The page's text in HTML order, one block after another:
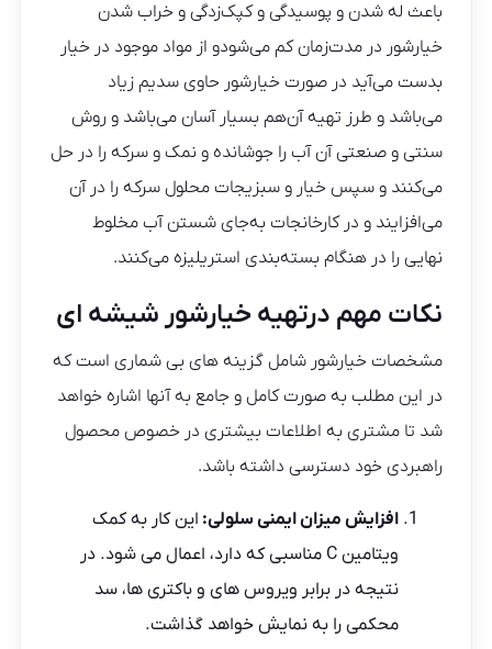
باعث له شدن و پوسیدگی و کپک‌زدگی و خراب شدن
خیارشور در مدت‌زمان کم می‌شودو از مواد موجود در خیار
بدست می‌آید در صورت خیارشور حاوی سدیم زیاد
می‌باشد و طرز تهیه آن‌هم بسیار آسان می‌باشد و روش
سنتی و صنعتی آن آب را جوشانده و نمک و سرکه را در حل
می‌کنند و سپس خیار و سبزیجات محلول سرکه را در آن
می‌افزایند و در کارخانجات به‌جای شستن آب مخلوط
نهایی را در هنگام بسته‌بندی استریلیزه می‌کنند.
نکات مهم درتهیه خیارشور شیشه ای
مشخصات خیارشور شامل گزینه های بی شماری است که
در این مطلب به صورت کامل و جامع به آنها اشاره خواهد
شد تا مشتری به اطلاعات بیشتری در خصوص محصول
راهبردی خود دسترسی داشته باشد.
افزایش میزان ایمنی سلولی: این کار به کمک
ویتامین C مناسبی که دارد، اعمال می شود. در
نتیجه در برابر ویروس های و باکتری ها، سد
محکمی را به نمایش خواهد گذاشت.